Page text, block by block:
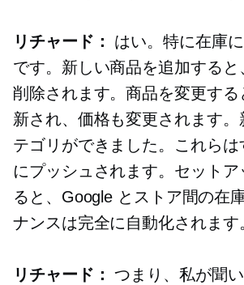
リチャード：
はい。特に在庫
です。新しい商品を追加すると
削除されます。商品を変更する
新され、価格も変更されます。
テゴリができました。これらは
にプッシュされます。セットア
ると、Google とストア間の在
ナンスは完全に自動化されます
リチャード： つまり、私が聞い